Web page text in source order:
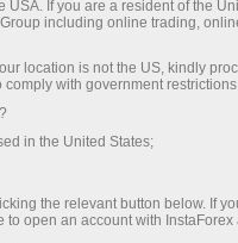
مارکیٹ
یہ سیکشن
پروجیکٹس
دلچسپی کا
فاریکس کی
بارے میں مزید
مزید برآں، یہ
If you are a resident of the
including online trading,
location is not the US, kindly
with government
in the United States;
the relevant button below. If
open an account with InstaForex